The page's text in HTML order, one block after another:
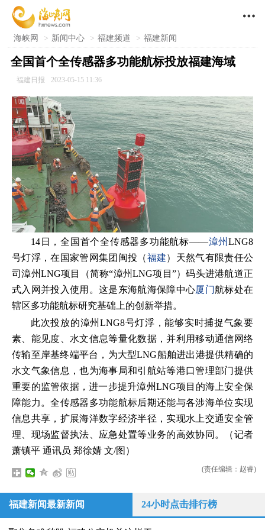

海峡网 > 新闻中心 > 福建频道 > 福建新闻
全国首个全传感器多功能航标投放福建海域
福建日报 2023-05-15 11:36
14日，全国首个全传感器多功能航标——漳州LNG8
号灯浮，在国家管网集团闽投（福建）天然气有限责任公
司漳州LNG项目（简称“漳州LNG项目”）码头进港航道正
式入网并投入使用。这是东海航海保障中心厦门航标处在
辖区多功能航标研究基础上的创新举措。
此次投放的漳州LNG8号灯浮，能够实时捕捉气象要
素、能见度、水文信息等量化数据，并利用移动通信网络
传输至岸基终端平台，为大型LNG船舶进出港提供精确的
水文气象信息，也为海事局和引航站等港口管理部门提供
重要的监管依据，进一步提升漳州LNG项目的海上安全保
障能力。全传感器多功能航标后期还能与各涉海单位实现
信息共享，扩展海洋数字经济半径，实现水上交通安全管
理、现场监督执法、应急处置等业务的高效协同。（记者
萧镇平 通讯员 郑徐婧 文/图）
(责任编辑：赵睿)
福建新闻最新新闻 24小时点击排行榜